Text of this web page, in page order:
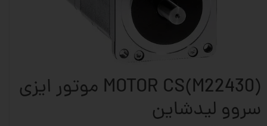
MOTOR CS(M22430) موتور ایزی
سروو لیدشاین